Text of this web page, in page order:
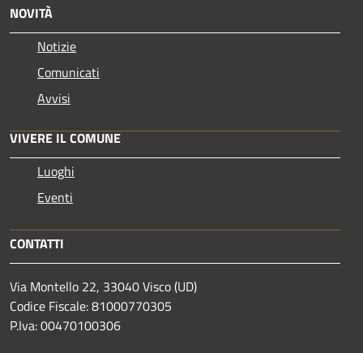
NOVITÀ
Notizie
Comunicati
Avvisi
VIVERE IL COMUNE
Luoghi
Eventi
CONTATTI
Via Montello 22, 33040 Visco (UD)
Codice Fiscale: 81000770305
P.Iva: 00470100306